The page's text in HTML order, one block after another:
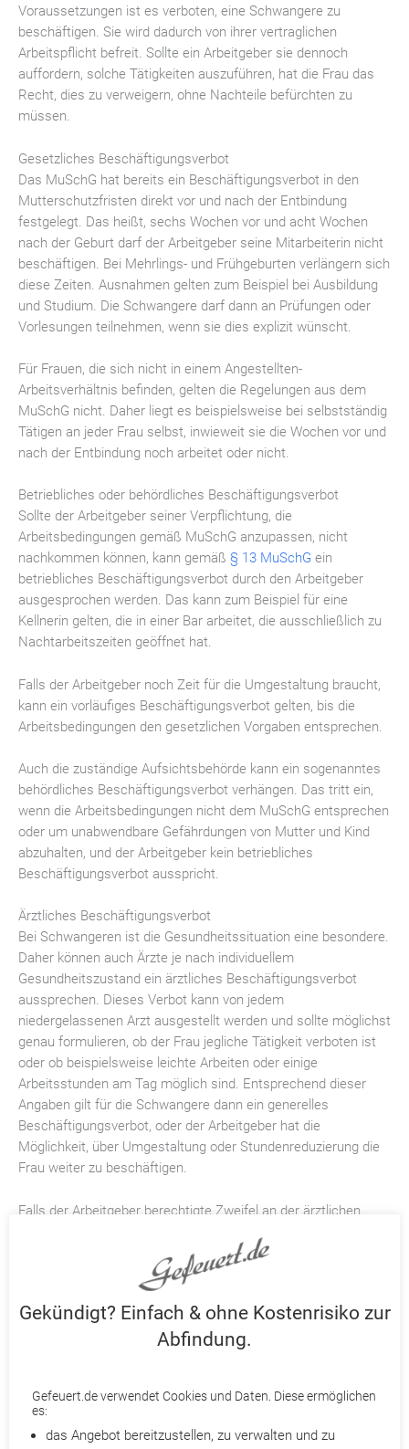
Voraussetzungen ist es verboten, eine Schwangere zu
beschäftigen. Sie wird dadurch von ihrer vertraglichen
Arbeitspflicht befreit. Sollte ein Arbeitgeber sie dennoch
auffordern, solche Tätigkeiten auszuführen, hat die Frau das
Recht, dies zu verweigern, ohne Nachteile befürchten zu
müssen.
Gesetzliches Beschäftigungsverbot
Das MuSchG hat bereits ein Beschäftigungsverbot in den
Mutterschutzfristen direkt vor und nach der Entbindung
festgelegt. Das heißt, sechs Wochen vor und acht Wochen
nach der Geburt darf der Arbeitgeber seine Mitarbeiterin nicht
beschäftigen. Bei Mehrlings- und Frühgeburten verlängern sich
diese Zeiten. Ausnahmen gelten zum Beispiel bei Ausbildung
und Studium. Die Schwangere darf dann an Prüfungen oder
Vorlesungen teilnehmen, wenn sie dies explizit wünscht.
Für Frauen, die sich nicht in einem Angestellten-
Arbeitsverhältnis befinden, gelten die Regelungen aus dem
MuSchG nicht. Daher liegt es beispielsweise bei selbstständig
Tätigen an jeder Frau selbst, inwieweit sie die Wochen vor und
nach der Entbindung noch arbeitet oder nicht.
Betriebliches oder behördliches Beschäftigungsverbot
Sollte der Arbeitgeber seiner Verpflichtung, die
Arbeitsbedingungen gemäß MuSchG anzupassen, nicht
nachkommen können, kann gemäß § 13 MuSchG ein
betriebliches Beschäftigungsverbot durch den Arbeitgeber
ausgesprochen werden. Das kann zum Beispiel für eine
Kellnerin gelten, die in einer Bar arbeitet, die ausschließlich zu
Nachtarbeitszeiten geöffnet hat.
Falls der Arbeitgeber noch Zeit für die Umgestaltung braucht,
kann ein vorläufiges Beschäftigungsverbot gelten, bis die
Arbeitsbedingungen den gesetzlichen Vorgaben entsprechen.
Auch die zuständige Aufsichtsbehörde kann ein sogenanntes
behördliches Beschäftigungsverbot verhängen. Das tritt ein,
wenn die Arbeitsbedingungen nicht dem MuSchG entsprechen
oder um unabwendbare Gefährdungen von Mutter und Kind
abzuhalten, und der Arbeitgeber kein betriebliches
Beschäftigungsverbot ausspricht.
Ärztliches Beschäftigungsverbot
Bei Schwangeren ist die Gesundheitssituation eine besondere.
Daher können auch Ärzte je nach individuellem
Gesundheitszustand ein ärztliches Beschäftigungsverbot
aussprechen. Dieses Verbot kann von jedem
niedergelassenen Arzt ausgestellt werden und sollte möglichst
genau formulieren, ob der Frau jegliche Tätigkeit verboten ist
oder ob beispielsweise leichte Arbeiten oder einige
Arbeitsstunden am Tag möglich sind. Entsprechend dieser
Angaben gilt für die Schwangere dann ein generelles
Beschäftigungsverbot, oder der Arbeitgeber hat die
Möglichkeit, über Umgestaltung oder Stundenreduzierung die
Frau weiter zu beschäftigen.
Falls der Arbeitgeber berechtigte Zweifel an der ärztlichen
Allerdings bestimmt die Schwangere selbst, welcher Arzt
diese vornimmt. Die Kosten dafür muss der Arbeitgeber
Ein ärztliches Beschäftigungsverbot kann auch noch nach der
ausstellende Arzt muss aber im Attest angeben, für wie lange
das Verbot gilt – vor wie auch nach der Entbindung. Ein
ärztliches Beschäftigungsverbot ist im Übrigen keine
Gekündigt? Einfach & ohne Kostenrisiko zur
Abfindung.
Gefeuert.de verwendet Cookies und Daten. Diese ermöglichen
es:
das Angebot bereitzustellen, zu verwalten und zu